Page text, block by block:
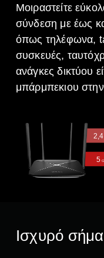
Μοιραστείτε
σύνδεση με έως
όπως τηλέφωνα,
συσκευές,
ανάγκες δικτύου
μπάρμπεκιου
2,4
5
Ισχυρό